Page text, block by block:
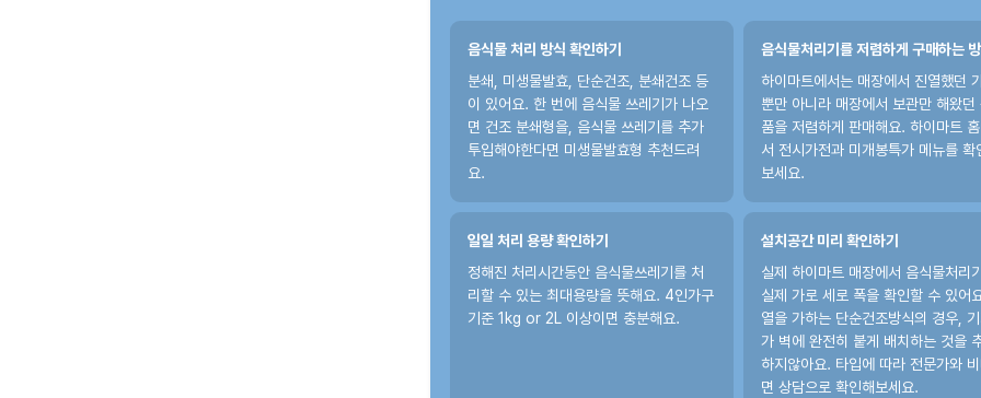
음식물 처리 방식 확인하기
분쇄, 미생물발효, 단순건조, 분쇄건조 등
이 있어요. 한 번에 음식물 쓰레기가 나오
면 건조 분쇄형을, 음식물 쓰레기를 추가
투입해야한다면 미생물발효형 추천드려
요.
일일 처리 용량 확인하기
정해진 처리시간동안 음식물쓰레기를 처
리할 수 있는 최대용량을 뜻해요. 4인가구
기준 1kg or 2L 이상이면 충분해요.
음식물처리기를 저렴하게 구매하는
하이마트에서는 매장에서 진열했던
뿐만 아니라 매장에서 보관만 해왔던
품을 저렴하게 판매해요. 하이마트
서 전시가전과 미개봉특가 메뉴를 확
보세요.
설치공간 미리 확인하기
실제 하이마트 매장에서 음식물처리
실제 가로 세로 폭을 확인할 수 있어
열을 가하는 단순건조방식의 경우,
가 벽에 완전히 붙게 배치하는 것을
하지않아요. 타입에 따라 전문가와
면 상담으로 확인해보세요.